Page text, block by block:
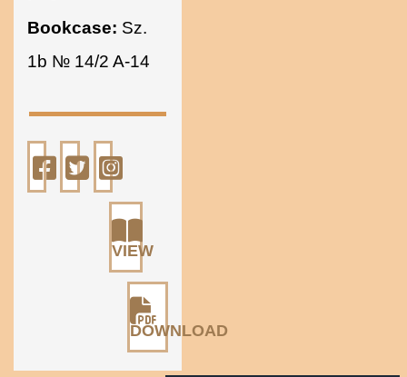
Bookcase: Sz.
1b № 14/2 A-14
VIEW
DOWNLOAD